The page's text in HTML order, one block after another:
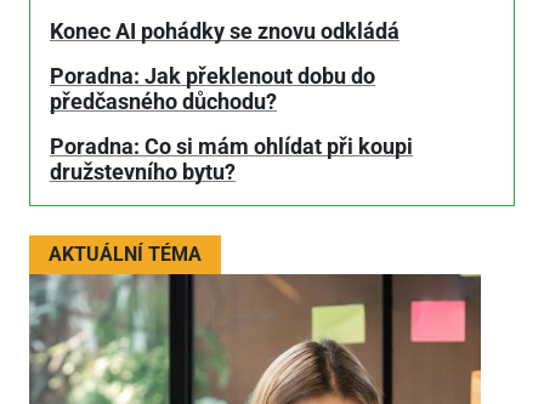
Konec AI pohádky se znovu odkládá
Poradna: Jak překlenout dobu do
předčasného důchodu?
Poradna: Co si mám ohlídat při koupi
družstevního bytu?
AKTUÁLNÍ TÉMA